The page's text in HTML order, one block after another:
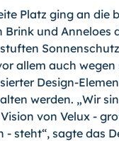
Platz ging an die
und Anneloes
allem auch wegen
Design-
werden. „Wir
von Velux -
steht“, sagte das